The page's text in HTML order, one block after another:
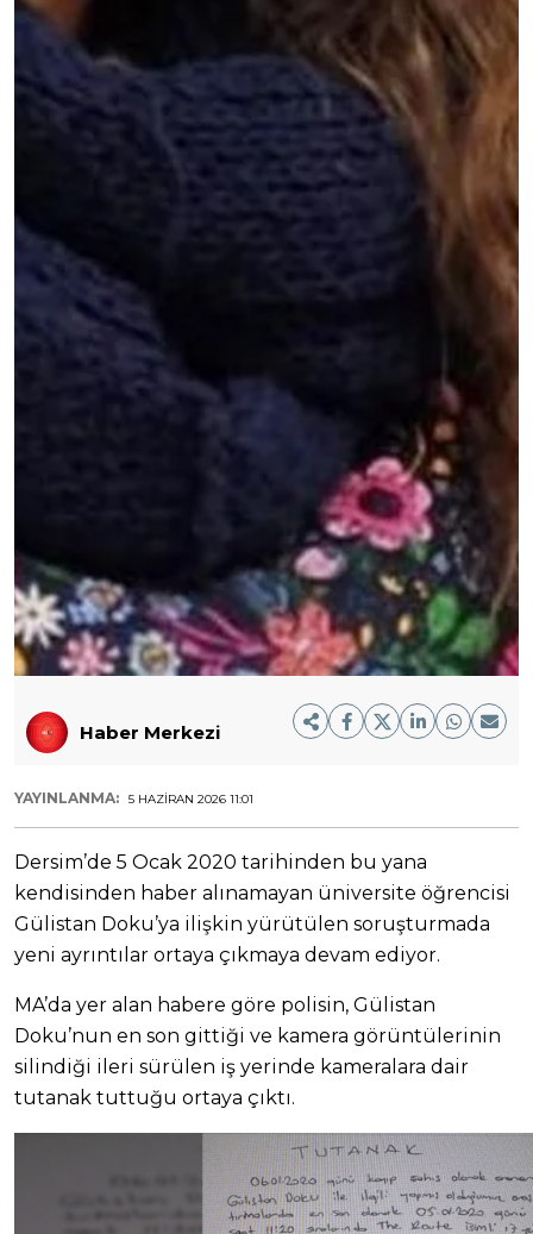
Haber Merkezi
YAYINLANMA: 5 HAZIRAN 2026 11:01
Dersim’de 5 Ocak 2020 tarihinden bu yana
kendisinden haber alınamayan üniversite öğrencisi
Gülistan Doku’ya ilişkin yürütülen soruşturmada
yeni ayrıntılar ortaya çıkmaya devam ediyor.
MA’da yer alan habere göre polisin, Gülistan
Doku’nun en son gittiği ve kamera görüntülerinin
silindiği ileri sürülen iş yerinde kameralara dair
tutanak tuttuğu ortaya çıktı.